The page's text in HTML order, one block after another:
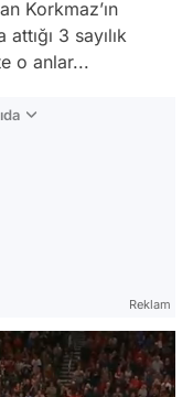
Korkmaz’ın
3 sayılık
o anlar...
Reklam